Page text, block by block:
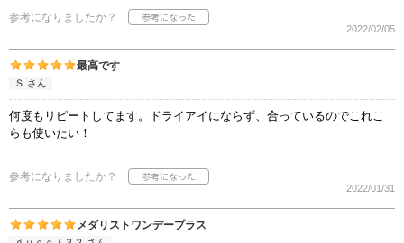
参考になりましたか？
2022/02/05
最高です
Ｓ さん
何度もリピートしてます。ドライアイにならず、合っているのでこれこ
らも使いたい！
参考になりましたか？
2022/01/31
メダリストワンデープラス